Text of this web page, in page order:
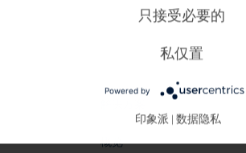
概览
只接受必要的
私仅置
Powered by
印象派 数据隐私